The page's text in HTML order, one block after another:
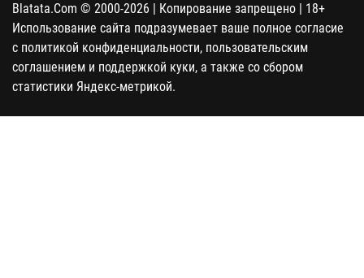
Blatata.Com © 2000-2026 | Копирование запрещено | 18+
Использование сайта подразумевает ваше полное согласие
с политикой конфиденциальности, пользовательским
соглашением и поддержкой куки, а также со сбором
статистики Яндекс-метрикой.